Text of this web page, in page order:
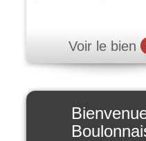
Voir le bien